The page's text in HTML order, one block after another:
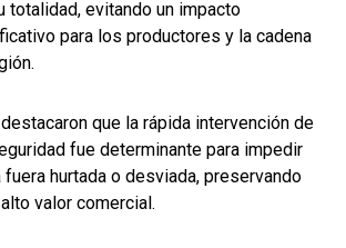
totalidad, evitando un impacto
para los productores y la cadena
que la rápida intervención de
fue determinante para impedir
fuera hurtada o desviada, preservando
valor comercial.